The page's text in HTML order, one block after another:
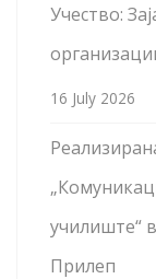
Учество:
16 July 2026
училиште“
Прилеп